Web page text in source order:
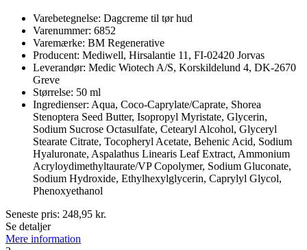
Varebetegnelse: Dagcreme til tør hud
Varenummer: 6852
Varemærke: BM Regenerative
Producent: Mediwell, Hirsalantie 11, FI-02420 Jorvas
Leverandør: Medic Wiotech A/S, Korskildelund 4, DK-2670
Greve
Størrelse: 50 ml
Ingredienser: Aqua, Coco-Caprylate/Caprate, Shorea
Stenoptera Seed Butter, Isopropyl Myristate, Glycerin,
Sodium Sucrose Octasulfate, Cetearyl Alcohol, Glyceryl
Stearate Citrate, Tocopheryl Acetate, Behenic Acid, Sodium
Hyaluronate, Aspalathus Linearis Leaf Extract, Ammonium
Acryloydimethyltaurate/VP Copolymer, Sodium Gluconate,
Sodium Hydroxide, Ethylhexylglycerin, Caprylyl Glycol,
Phenoxyethanol
Seneste pris: 248,95 kr.
Se detaljer
Mere information